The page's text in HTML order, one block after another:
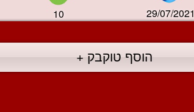
10 29/07/2021
הוסף טוקבק +